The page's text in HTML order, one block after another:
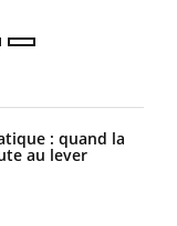
: quand la
au lever